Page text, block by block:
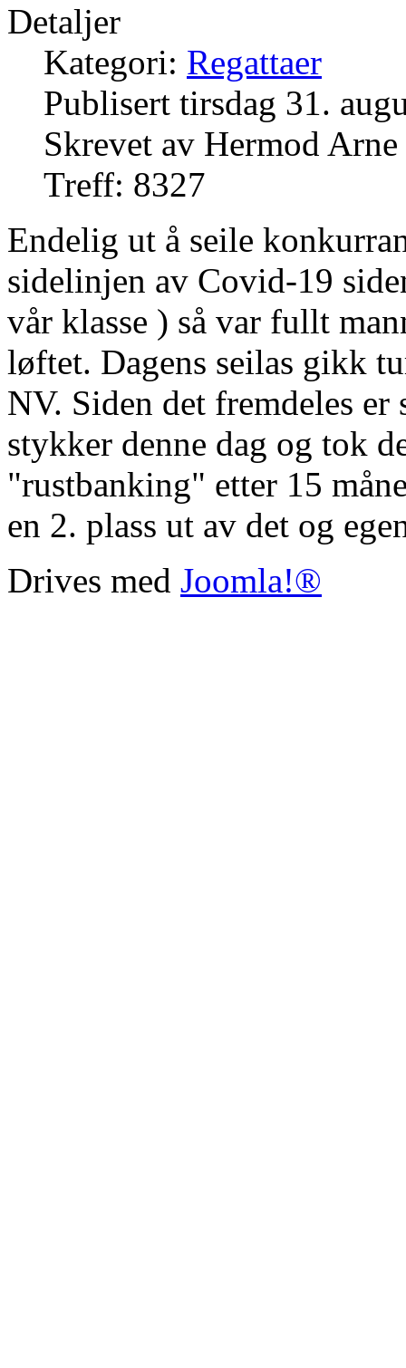
Detaljer
Kategori: Regattaer
Publisert tirsdag 31.
Skrevet av Hermod
Treff: 8327
Endelig ut å seile
sidelinjen av Covid-19
vår klasse ) så var fullt
løftet. Dagens seilas gikk
NV. Siden det fremdeles
stykker denne dag og tok
"rustbanking" etter 15
en 2. plass ut av det og
Drives med Joomla!®